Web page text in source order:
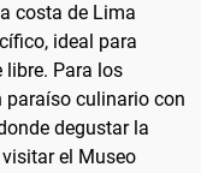
costa de Lima
ideal para
Para los
paraíso culinario con
degustar la
el Museo